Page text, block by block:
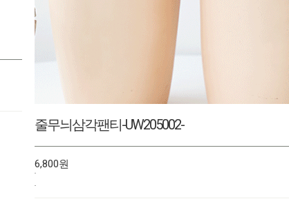
인견소프트브라-UW2607009-
14,800원